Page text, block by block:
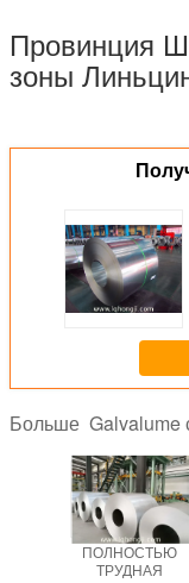
Провинция
зоны
Больше Galvalume
ПОЛНОСТЬЮ
ТРУДНАЯ